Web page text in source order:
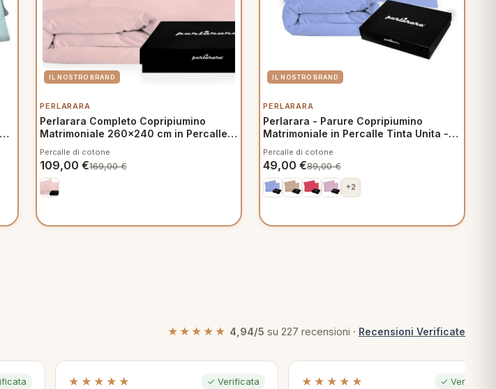
PERLARARA
Perlarara Completo Copripiumino
Matrimoniale 260x240 cm in Percalle
Percalle di cotone
109,00 €169,00€
PERLARARA
Perlarara - Parure Copripiumino
Matrimoniale in Percalle Tinta Unita -
Percalle di cotone
49,00 €89,00€
+2
★★★★★ 4,94/5 su 227 recensioni · Recensioni Verificate
★★★★★ ✓ Verificata ★★★★★ ✓ Verificata